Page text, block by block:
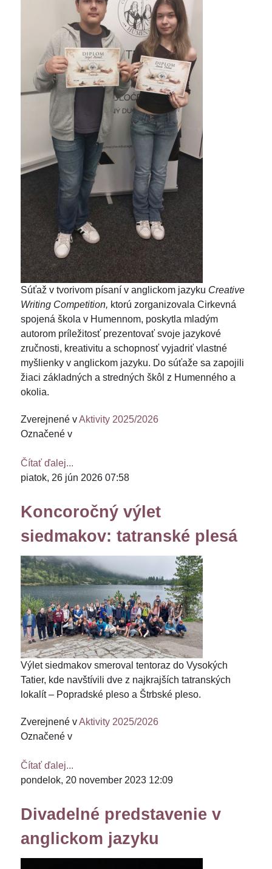
Súťaž v tvorivom písaní v anglickom jazyku Creative
Writing Competition, ktorú zorganizovala Cirkevná
spojená škola v Humennom, poskytla mladým
autorom príležitosť prezentovať svoje jazykové
zručnosti, kreativitu a schopnosť vyjadriť vlastné
myšlienky v anglickom jazyku. Do súťaže sa zapojili
žiaci základných a stredných škôl z Humenného a
okolia.
Zverejnené vAktivity 2025/2026
Označené v
Čítať ďalej...
piatok, 26 jún 2026 07:58
Koncoročný výlet
siedmakov: tatranské plesá
Výlet siedmakov smeroval tentoraz do Vysokých
Tatier, kde navštívili dve z najkrajších tatranských
lokalít – Popradské pleso a Štrbské pleso.
Zverejnené vAktivity 2025/2026
Označené v
Čítať ďalej...
pondelok, 20 november 2023 12:09
Divadelné predstavenie v
anglickom jazyku